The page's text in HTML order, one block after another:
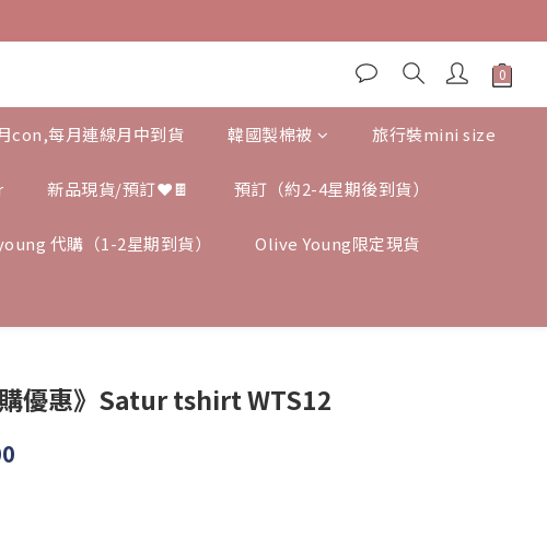
con,每月連線月中到貨 韓國製棉被 旅行裝mini size
新品現貨/預訂❤️🍫 預訂（約2-4星期後到貨）
代購（1-2星期到貨） Olive Young限定現貨
購優惠》Satur tshirt WTS12